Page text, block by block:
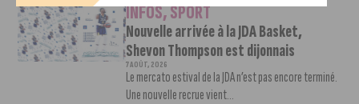
INFOS,SPORT
Nouvelle arrivée à la JDA Basket,
Shevon Thompson est dijonnais
7 AOÛT, 2026
Le mercato estival de la JDA n’est pas encore terminé.
Une nouvelle recrue vient...